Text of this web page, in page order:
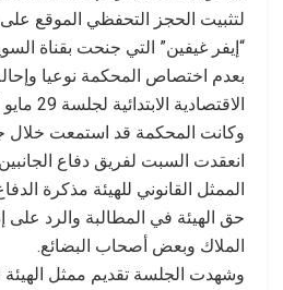
لتثبيت الحجز التحفظي الموقع على
“إيفر غيفين” التي جنحت بقناة
بعدم اختصاص المحكمة نوعيا
الاقتصادية الابتدائية لجلسة 29 مايو الجاري.
وكانت المحكمة قد استمعت خلال
انعقدت السبت لفريق دفاع
الممثل القانوني للهيئة مذكرة
حق الهيئة في المطالبة والرد
الملاك وبعض أصحاب البضائع.
وشهدت الجلسة تقديم ممثل الهيئة